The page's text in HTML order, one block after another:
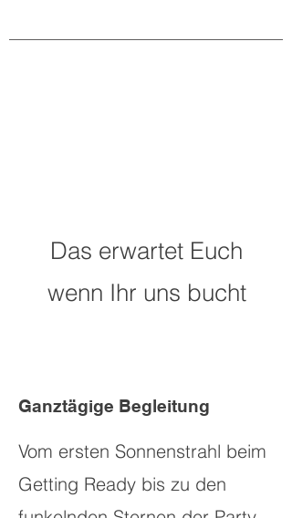
Das erwartet Euch
wenn Ihr uns bucht
Ganztägige Begleitung
Vom ersten Sonnenstrahl beim
Getting Ready bis zu den